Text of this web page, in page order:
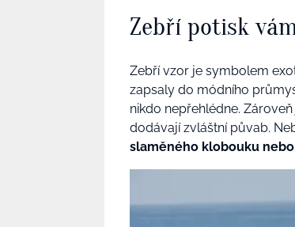
Zebří potisk
Zebří vzor je symbolem
zapsaly do módního
nikdo nepřehlédne.
dodávají zvláštní půvab.
slaměného klobouku